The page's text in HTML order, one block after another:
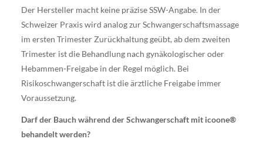
Der Hersteller macht keine präzise SSW-Angabe. In der
Schweizer Praxis wird analog zur Schwangerschaftsmassage
im ersten Trimester Zurückhaltung geübt, ab dem zweiten
Trimester ist die Behandlung nach gynäkologischer oder
Hebammen-Freigabe in der Regel möglich. Bei
Risikoschwangerschaft ist die ärztliche Freigabe immer
Voraussetzung.
Darf der Bauch während der Schwangerschaft mit icoone®
behandelt werden?